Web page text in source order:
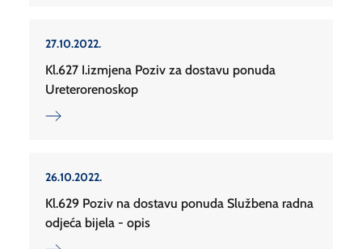
27.10.2022.
Kl.627 I.izmjena Poziv za dostavu ponuda
Ureterorenoskop
26.10.2022.
Kl.629 Poziv na dostavu ponuda Službena radna
odjeća bijela - opis